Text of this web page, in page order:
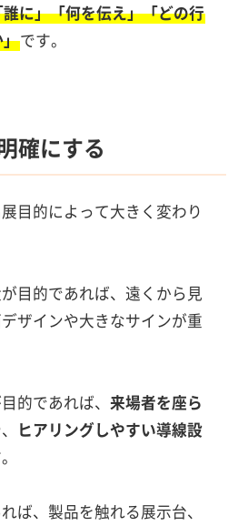
に」「何を伝え」「どの行
です。
確にする
目的によって大きく変わり
目的であれば、遠くから見
ザインや大きなサインが重
的であれば、 来場者を座ら
ヒアリングしやすい導線設
ば、製品を触れる展示台、